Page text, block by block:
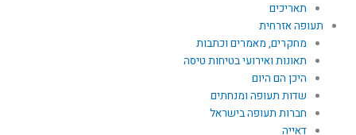
תאריכים
תעופה אזרחית
מחקרים, מאמרים וכתבות
תאונות ואירועי בטיחות טיסה
היכן הם היום
שדות תעופה ומנחתים
חברות תעופה בישראל
דאייה